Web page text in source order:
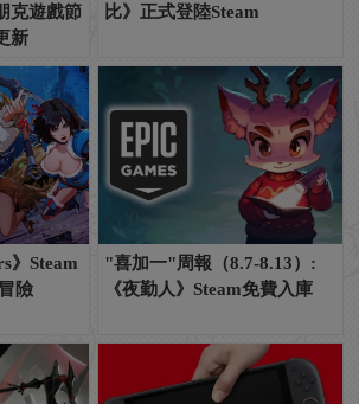
克遊戲節
新
比》正式登陸Steam
》Steam
險
"喜加一"周報（8.7-8.13）:
《夜勤人》Steam免費入庫